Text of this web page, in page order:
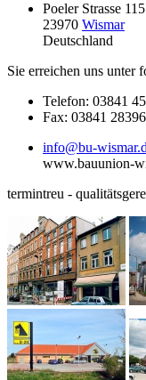
Poeler Strasse 115
23970 Wismar
Deutschland
Sie erreichen uns unter
Telefon: 03841
Fax: 03841
info@bu-
www.bauunion-
termintreu -